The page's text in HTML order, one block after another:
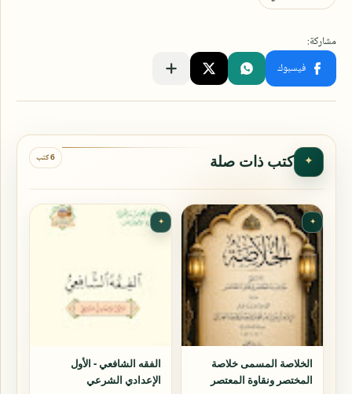
✦ كتب ذات صلة 6 كتب
✦
الخلاصة المسمى خلاصة
المختصر ونقاوة المعتصر
✦
الفقه الشافعي - الأول
الإعدادي الشرعي